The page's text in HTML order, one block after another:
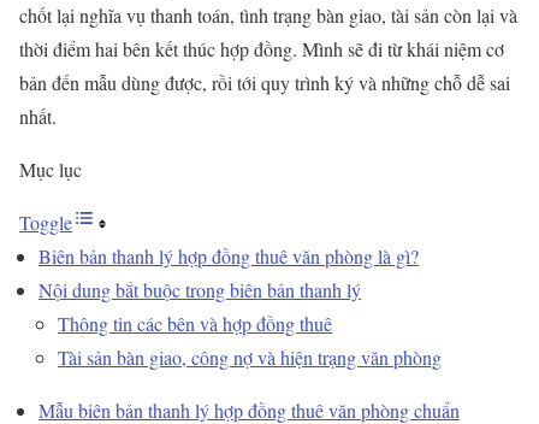
chốt lại nghĩa vụ thanh toán, tình trạng bàn giao, tài sản còn lại và
thời điểm hai bên kết thúc hợp đồng. Mình sẽ đi từ khái niệm cơ
bản đến mẫu dùng được, rồi tới quy trình ký và những chỗ dễ sai
nhất.
Mục lục
Toggle
Biên bản thanh lý hợp đồng thuê văn phòng là gì?
Nội dung bắt buộc trong biên bản thanh lý
Thông tin các bên và hợp đồng thuê
Tài sản bàn giao, công nợ và hiện trạng văn phòng
Mẫu biên bản thanh lý hợp đồng thuê văn phòng chuẩn